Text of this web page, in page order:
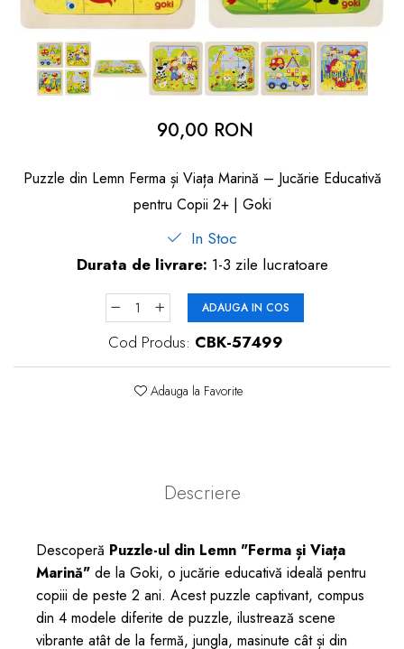
dopuri de urechi
Produse îngrijire copii
Igiena copii
90,00 RON
Puzzle din Lemn Ferma și Viața Marină – Jucărie Educativă
pentru Copii 2+ | Goki
In Stoc
Durata de livrare: 1-3 zile lucratoare
ADAUGA IN COS
Cod Produs: CBK-57499
Adauga la Favorite
Descriere
Descoperă Puzzle-ul din Lemn "Ferma și Viața
Marină" de la Goki, o jucărie educativă ideală pentru
copiii de peste 2 ani. Acest puzzle captivant, compus
din 4 modele diferite de puzzle, ilustrează scene
vibrante atât de la fermă, jungla, masinute cât și din